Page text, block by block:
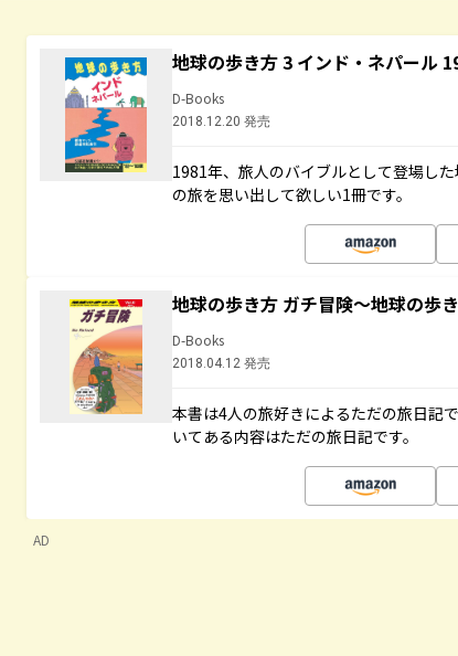
地球の歩き方 3 インド・ネパール
D-Books
2018.12.20 発売
1981年、旅人のバイブルとして登場し
の旅を思い出して欲しい1冊です。
地球の歩き方 ガチ冒険～地球の歩
D-Books
2018.04.12 発売
本書は4人の旅好きによるただの旅日記
いてある内容はただの旅日記です。
AD